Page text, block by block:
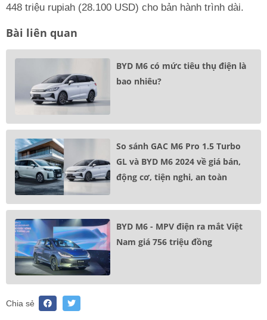
448 triệu rupiah (28.100 USD) cho bản hành trình dài.
Bài liên quan
BYD M6 có mức tiêu thụ điện là
bao nhiêu?
So sánh GAC M6 Pro 1.5 Turbo
GL và BYD M6 2024 về giá bán,
động cơ, tiện nghi, an toàn
BYD M6 - MPV điện ra mắt Việt
Nam giá 756 triệu đồng
Chia sẻ